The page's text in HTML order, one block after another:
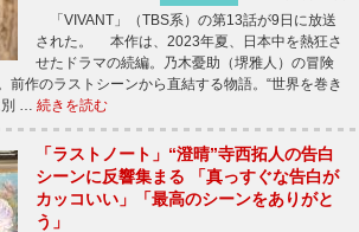
「VIVANT」（TBS系）の第13話が9日に放送
された。 本作は、2023年夏、日本中を熱狂さ
せたドラマの続編。乃木憂助（堺雅人）の冒険
前作のラストシーンから直結する物語。“世界を巻き
別 … 続きを読む
「ラストノート」“澄晴”寺西拓人の告白
シーンに反響集まる 「真っすぐな告白が
カッコいい」「最高のシーンをありがと
う」